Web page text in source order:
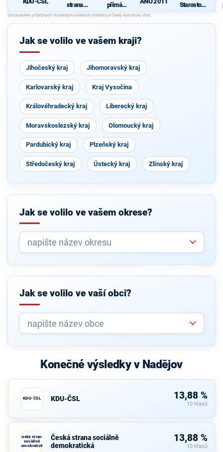
strana
sociálně
demokrati
cká
přímá
demokraci
e (SPD)
Starostové
pro občany
Jak se volilo ve vašem kraji?
Jihočeský kraj Jihomoravský kraj
Karlovarský kraj Kraj Vysočina
Královéhradecký kraj Liberecký kraj
Moravskoslezský kraj Olomoucký kraj
Pardubický kraj Plzeňský kraj
Středočeský kraj Ústecký kraj Zlínský kraj
Jak se volilo ve vašem okrese?
Jak se volilo ve vaší obci?
Konečné výsledky v Nadějov
KDU-ČSL KDU-ČSL 13,88 %
10 hlasů
Česká strana
sociálně
demokratická
Česká strana sociálně
demokratická
13,88 %
10 hlasů